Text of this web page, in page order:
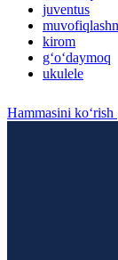
juventus
kirom
g‘o‘daymoq
ukulele
Hammasini ko‘rish